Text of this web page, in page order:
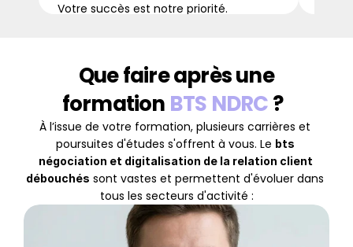
Votre succès est notre priorité.
formation BTS NDRC ?
À l’issue de votre formation, plusieurs carrières et
poursuites d'études s'offrent à vous. Le bts
négociation et digitalisation de la relation client
débouchés sont vastes et permettent d'évoluer dans
tous les secteurs d'activité :